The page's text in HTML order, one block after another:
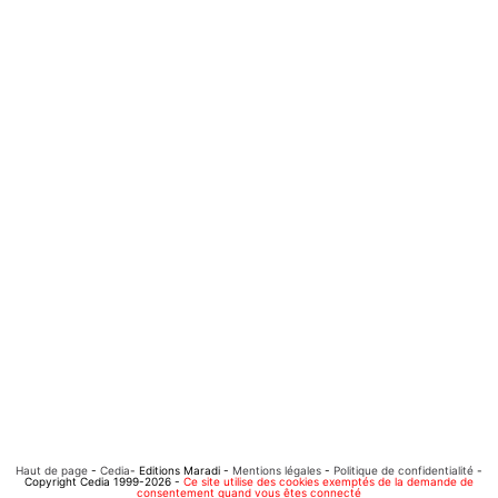
Haut de page - Cedia- Editions Maradi - Mentions légales - Politique de confidentialité -
Copyright Cedia 1999-2026 - Ce site utilise des cookies exemptés de la demande de
consentement quand vous êtes connecté